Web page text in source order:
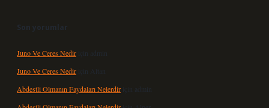
Son yorumlar
Juno Ve Ceres Nedir için
admin
Juno Ve Ceres Nedir için Altan
Abdestli Olmanın Faydaları Nelerdir için
admin